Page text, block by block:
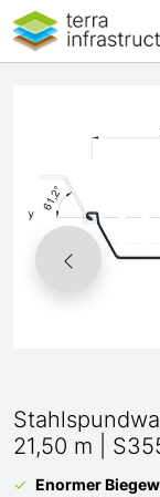
21,50 m |
Enormer